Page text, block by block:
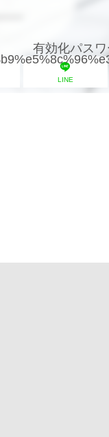
LINE
有効化パス